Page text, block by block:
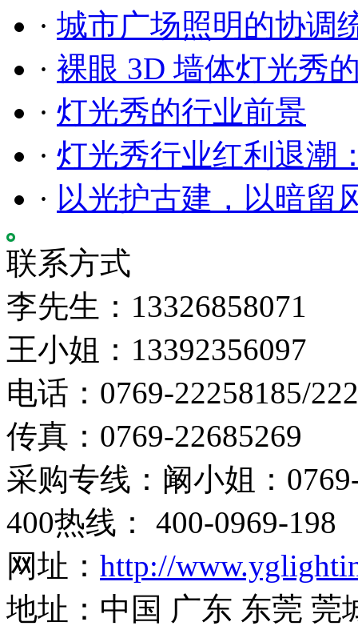
· 城市广场照明的协调
· 裸眼 3D 墙体灯光秀
· 灯光秀的行业前景
· 灯光秀行业红利退潮
· 以光护古建，以暗留
联系方式
李先生：13326858071
王小姐：13392356097
电话：0769-22258185/
传真：0769-22685269
采购专线：阚小姐：
400热线： 400-0969-198
网址： http://
地址：中国 广东 东莞 莞